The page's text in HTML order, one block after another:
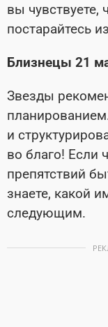
вы чувствуете,
постарайтесь
Близнецы 21
Звезды
и
во благо! Если
препятствий
знаете, какой
следующим.